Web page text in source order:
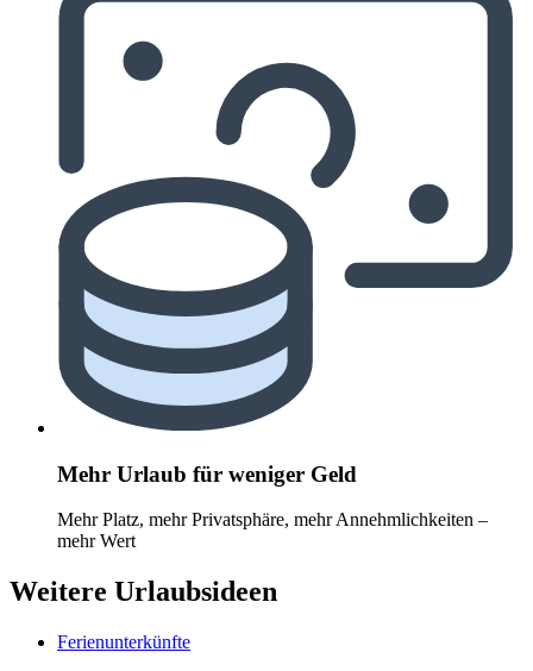
Mehr Urlaub für weniger Geld
Mehr Platz, mehr Privatsphäre, mehr Annehmlichkeiten –
mehr Wert
Weitere Urlaubsideen
Ferienunterkünfte